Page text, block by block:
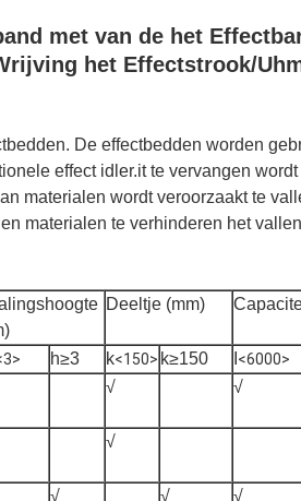
met van de het
het Effectstrook/
De effectbedden worden
effect idler.it te vervangen
materialen wordt veroorzaakt te
materialen te verhinderen het
Deeltje (mm)
h≥3 k<150> k≥150 <6000>
√ √
√
√ √ √